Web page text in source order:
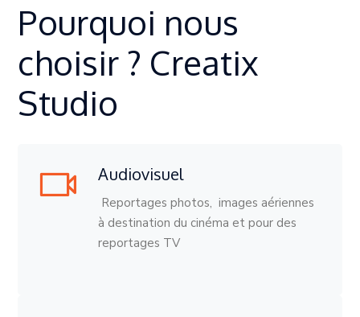
Pourquoi nous
choisir ? Creatix
Studio
Audiovisuel
Reportages photos, images aériennes
à destination du cinéma et pour des
reportages TV